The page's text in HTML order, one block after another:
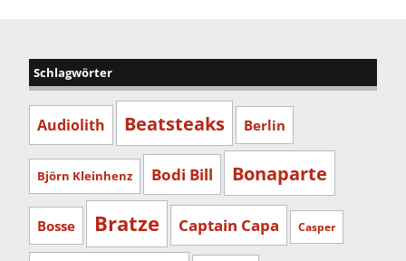
Schlagwörter
Audiolith Beatsteaks Berlin
Björn Kleinhenz Bodi Bill Bonaparte
Bosse Bratze Captain Capa Casper